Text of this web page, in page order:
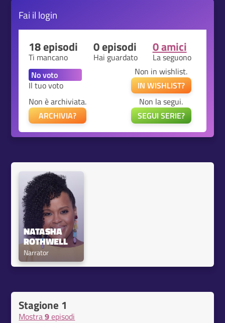
Fai il login
18 episodi
Ti mancano
0 episodi
Hai guardato
0 amici
La seguono
Il tuo voto
Non in wishlist.
IN WISHLIST?
Non è archiviata.
ARCHIVIA?
Non la segui.
SEGUI SERIE?
NATASHA
ROTHWELL
Narrator
Stagione 1
Mostra9episodi